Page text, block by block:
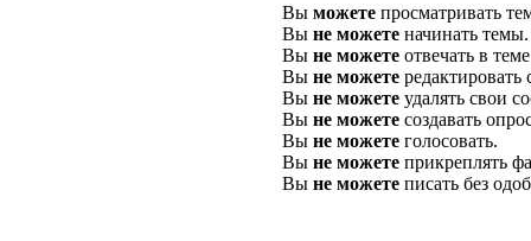
Вы можете просматривать
Вы не можете начинать темы.
Вы не можете отвечать в
Вы не можете
Вы не можете удалять свои
Вы не можете создавать
Вы не можете голосовать.
Вы не можете прикреплять
Вы не можете писать без